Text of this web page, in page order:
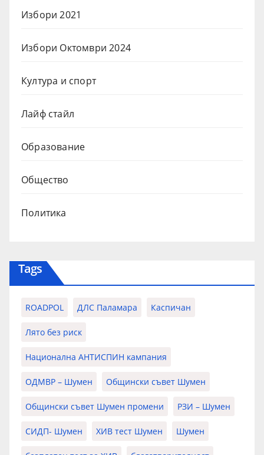
Избори 2021
Избори Октомври 2024
Култура и спорт
Лайф стайл
Образование
Общество
Политика
Tags
ROADPOL ДЛС Паламара Каспичан
Лято без риск
Национална АНТИСПИН кампания
ОДМВР – Шумен Общински съвет Шумен
Общински съвет Шумен промени РЗИ – Шумен
СИДП- Шумен ХИВ тест Шумен Шумен